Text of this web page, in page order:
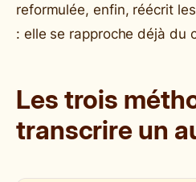
reformulée, enfin, réécrit
: elle se rapproche déjà du
Les trois
transcrire un